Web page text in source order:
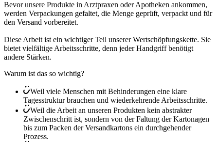
Bevor unsere Produkte in Arztpraxen oder Apotheken ankommen,
werden Verpackungen gefaltet, die Menge geprüft, verpackt und für
den Versand vorbereitet.
Diese Arbeit ist ein wichtiger Teil unserer Wertschöpfungskette. Sie
bietet vielfältige Arbeitsschritte, denn jeder Handgriff benötigt
andere Stärken.
Warum ist das so wichtig?
Weil viele Menschen mit Behinderungen eine klare
Tagesstruktur brauchen und wiederkehrende Arbeitsschritte.
Weil die Arbeit an unseren Produkten kein abstrakter
Zwischenschritt ist, sondern von der Faltung der Kartonagen
bis zum Packen der Versandkartons ein durchgehender
Prozess.